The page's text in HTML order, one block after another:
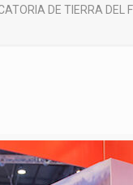
DE TIERRA DEL